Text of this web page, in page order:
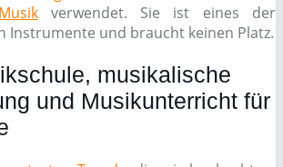
verwendet. Sie ist eines der
Instrumente und braucht keinen Platz.
musikalische
und Musikunterricht für